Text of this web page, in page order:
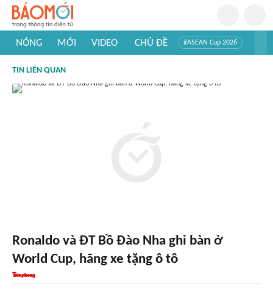
NÓNG MỚI VIDEO CHỦ ĐỀ #ASEAN Cup 2026
#Khám phá thế giới
TIN LIÊN QUAN
Ronaldo và ĐT Bồ Đào Nha ghi bàn ở
World Cup, hãng xe tặng ô tô